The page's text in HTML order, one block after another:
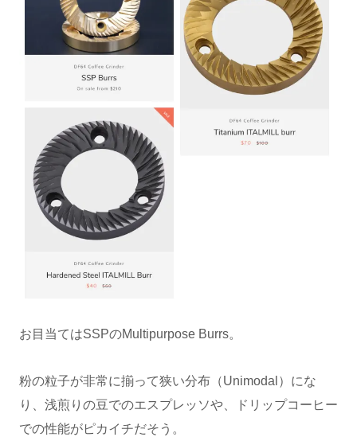
お目当てはSSPのMultipurpose Burrs。
粉の粒子が非常に揃って狭い分布（Unimodal）にな
り、浅煎りの豆でのエスプレッソや、ドリップコーヒー
での性能がピカイチだそう。